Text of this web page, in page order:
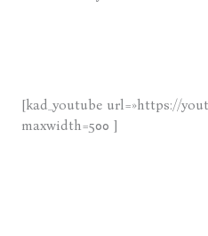
[kad_youtube url=»https://
maxwidth=500 ]